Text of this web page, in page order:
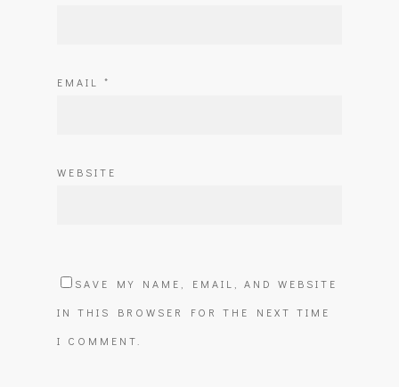
EMAIL *
WEBSITE
SAVE MY NAME, EMAIL, AND WEBSITE
IN THIS BROWSER FOR THE NEXT TIME
I COMMENT.